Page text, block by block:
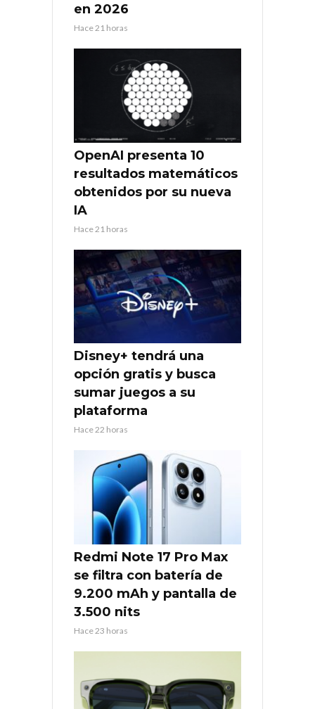
en 2026
Hace 21 horas
OpenAI presenta 10
resultados matemáticos
obtenidos por su nueva
IA
Hace 21 horas
Disney+ tendrá una
opción gratis y busca
sumar juegos a su
plataforma
Hace 22 horas
Redmi Note 17 Pro Max
se filtra con batería de
9.200 mAh y pantalla de
3.500 nits
Hace 23 horas